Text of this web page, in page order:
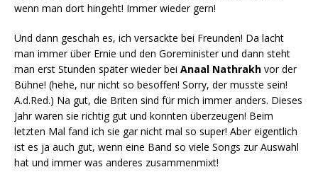
wenn man dort hingeht! Immer wieder gern!
Und dann geschah es, ich versackte bei Freunden! Da lacht
man immer über Ernie und den Goreminister und dann steht
man erst Stunden später wieder bei Anaal Nathrakh vor der
Bühne! (hehe, nur nicht so besoffen! Sorry, der musste sein!
A.d.Red.) Na gut, die Briten sind für mich immer anders. Dieses
Jahr waren sie richtig gut und konnten überzeugen! Beim
letzten Mal fand ich sie gar nicht mal so super! Aber eigentlich
ist es ja auch gut, wenn eine Band so viele Songs zur Auswahl
hat und immer was anderes zusammenmixt!